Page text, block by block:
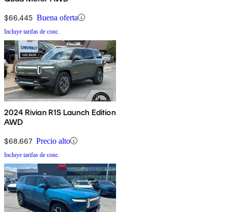
$66,445 Buena oferta
Incluye tarifas de conc.
2024 Rivian R1S Launch Edition
AWD
$68,667 Precio alto
Incluye tarifas de conc.